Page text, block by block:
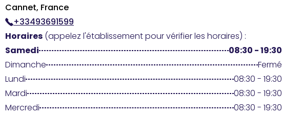
Cannet, France
+33493691599
Horaires (appelez l'établissement pour vérifier les horaires) :
Samedi
08:30 - 19:30
Dimanche
Fermé
Lundi
08:30 - 19:30
Mardi
08:30 - 19:30
Mercredi
08:30 - 19:30